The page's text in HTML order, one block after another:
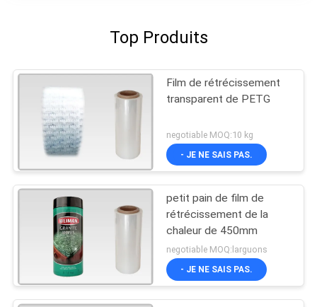
Top Produits
Film de rétrécissement
transparent de PETG
negotiable MOQ:10 kg
- JE NE SAIS PAS.
petit pain de film de
rétrécissement de la
chaleur de 450mm
negotiable MOQ:larguons
- JE NE SAIS PAS.